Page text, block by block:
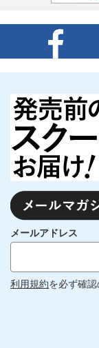
メールアドレス
利用規約を必ず確認